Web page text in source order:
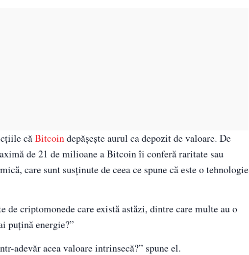
căBitcoindepășește aurul ca depozit de valoare. De
de 21 de milioane a Bitcoin îi conferă raritate sau
care sunt susținute de ceea ce spune că este o tehnologie
de criptomonede care există astăzi, dintre care multe au o
puțină energie?”
adevăr acea valoare intrinsecă?” spune el.